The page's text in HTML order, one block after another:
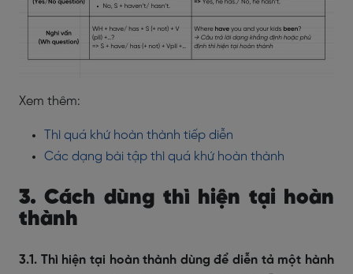
Xem thêm:
Thì quá khứ hoàn thành tiếp diễn
Các dạng bài tập thì quá khứ hoàn thành
3. Cách dùng thì hiện tại hoàn
thành
3.1. Thì hiện tại hoàn thành dùng để diễn tả một hành